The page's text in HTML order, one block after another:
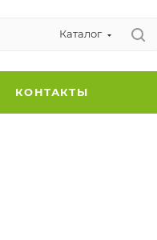
Каталог
КОНТАКТЫ